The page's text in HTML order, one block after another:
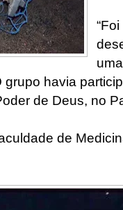
grupo havia
de Deus, no
de